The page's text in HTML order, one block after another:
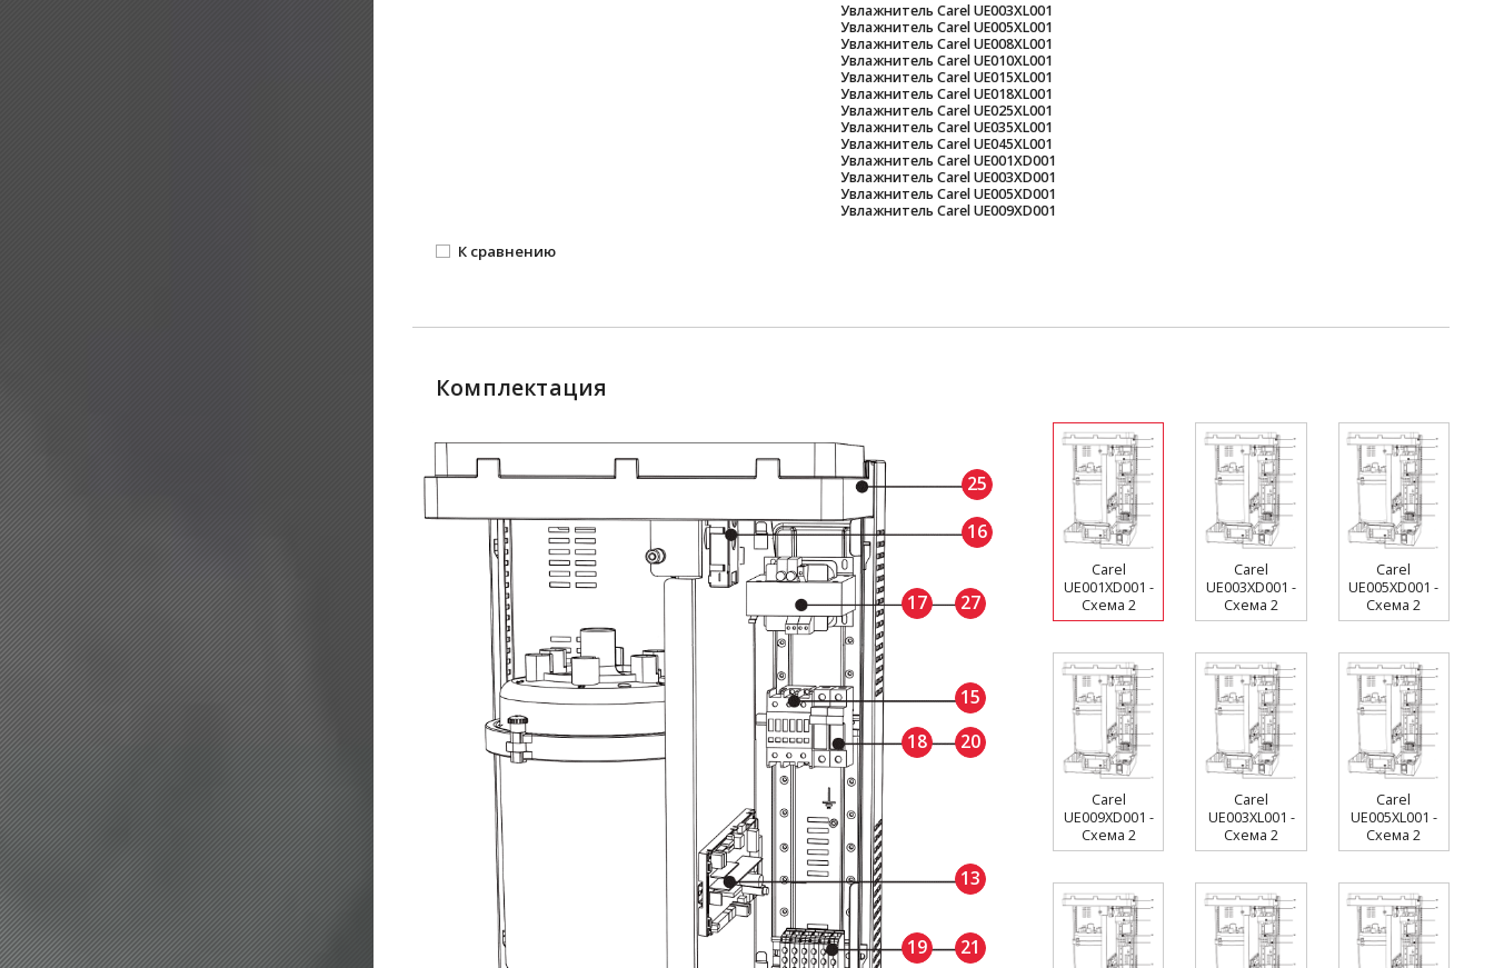
Увлажнитель Carel UE003XL001
Увлажнитель Carel UE005XL001
Увлажнитель Carel UE008XL001
Увлажнитель Carel UE010XL001
Увлажнитель Carel UE015XL001
Увлажнитель Carel UE018XL001
Увлажнитель Carel UE025XL001
Увлажнитель Carel UE035XL001
Увлажнитель Carel UE045XL001
Увлажнитель Carel UE001XD001
Увлажнитель Carel UE003XD001
Увлажнитель Carel UE005XD001
Увлажнитель Carel UE009XD001
К сравнению
Комплектация
13
15
16
17
18
19
20
21
25
27
Carel
UE001XD001 -
Схема 2
Carel
UE003XD001 -
Схема 2
Carel
UE005XD001 -
Схема 2
Carel
UE009XD001 -
Схема 2
Carel
UE003XL001 -
Схема 2
Carel
UE005XL001 -
Схема 2